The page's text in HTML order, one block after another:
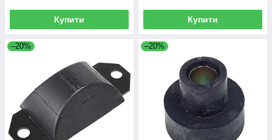
Купити Купити
–20% –20%